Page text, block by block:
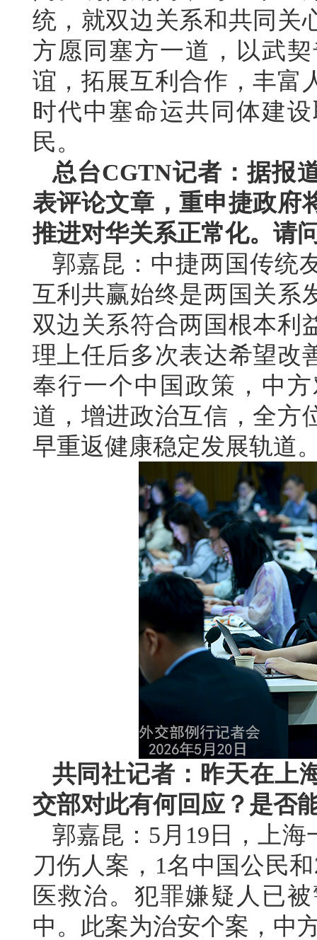
统，就双边关系和共同关
方愿同塞方一道，以武
谊，拓展互利合作，丰富
时代中塞命运共同体建
民。
总台CGTN记者：据报
表评论文章，重申捷政府
推进对华关系正常化。请
郭嘉昆：中捷两国传统
互利共赢始终是两国关系
双边关系符合两国根本利
理上任后多次表达希望改
奉行一个中国政策，中
道，增进政治互信，全方
早重返健康稳定发展轨道
共同社记者：昨天在上
交部对此有何回应？是否
郭嘉昆：5月19日，上
刀伤人案，1名中国公民
医救治。犯罪嫌疑人已
中。此案为治安个案，中